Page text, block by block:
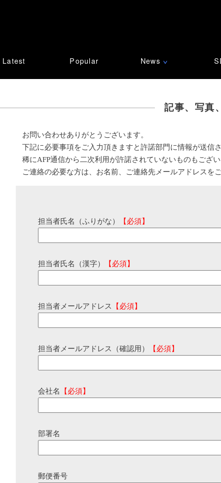
Latest Popular News ∨
記事、写真
お問い合わせありがとうございます。
下記に必要事項をご入力頂きますと許諾部門に情報が送信
稀にAFP通信から二次利用が許諾されていないものもござ
ご連絡の必要な方は、お名前、ご連絡先メールアドレスを
担当者氏名（ふりがな） 【必須】
担当者氏名（漢字） 【必須】
担当者メールアドレス 【必須】
担当者メールアドレス（確認用） 【必須】
会社名 【必須】
部署名
郵便番号